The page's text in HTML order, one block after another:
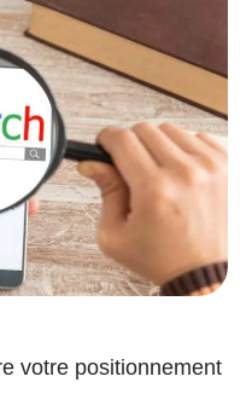
votre positionnement